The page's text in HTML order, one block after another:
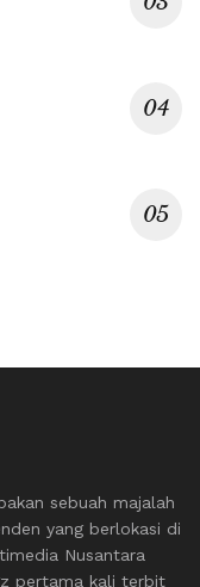
sebuah majalah
yang berlokasi di
Nusantara
pertama kali terbit